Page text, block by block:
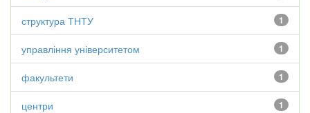
1
структура ТНТУ
1
управління університетом
1
факультети
1
центри